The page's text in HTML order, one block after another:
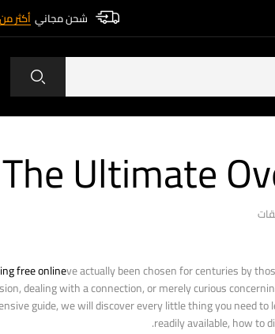
شحن مجاني أكثر من 500شيكل
The Ultimate
free onlineve actually been chosen for centuries by
dealing with a connection, or merely curious
guide, we will discover every little thing you need
readily available, how to